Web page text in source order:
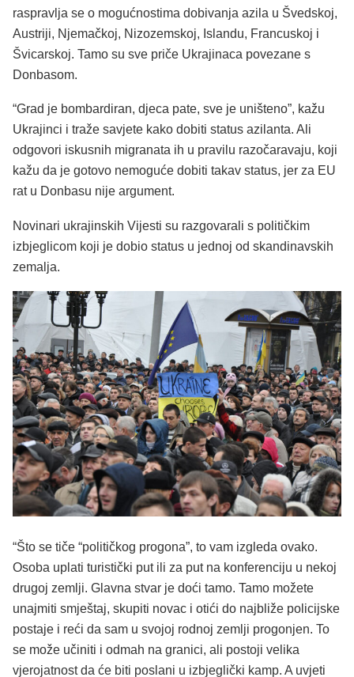
raspravlja se o mogućnostima dobivanja azila u Švedskoj,
Austriji, Njemačkoj, Nizozemskoj, Islandu, Francuskoj i
Švicarskoj. Tamo su sve priče Ukrajinaca povezane s
Donbasom.
“Grad je bombardiran, djeca pate, sve je uništeno”, kažu
Ukrajinci i traže savjete kako dobiti status azilanta. Ali
odgovori iskusnih migranata ih u pravilu razočaravaju, koji
kažu da je gotovo nemoguće dobiti takav status, jer za EU
rat u Donbasu nije argument.
Novinari ukrajinskih Vijesti su razgovarali s političkim
izbjeglicom koji je dobio status u jednoj od skandinavskih
zemalja.
“Što se tiče “političkog progona”, to vam izgleda ovako.
Osoba uplati turistički put ili za put na konferenciju u nekoj
drugoj zemlji. Glavna stvar je doći tamo. Tamo možete
unajmiti smještaj, skupiti novac i otići do najbliže policijske
postaje i reći da sam u svojoj rodnoj zemlji progonjen. To
se može učiniti i odmah na granici, ali postoji velika
vjerojatnost da će biti poslani u izbjeglički kamp. A uvjeti